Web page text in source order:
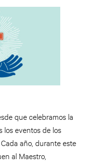
que celebramos la
los eventos de los
año, durante este
al Maestro,